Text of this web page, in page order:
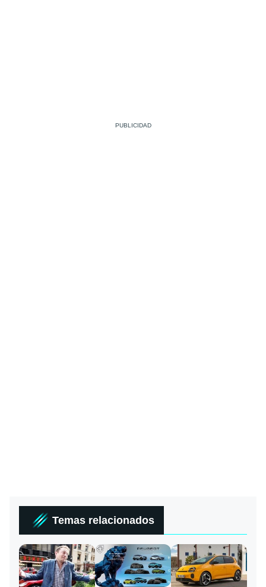
Temas relacionados